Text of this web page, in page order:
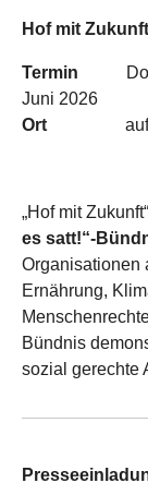
Hof mit
Termin
Juni 2026
Ort
auf
„Hof mit
es satt!“-
Organisationen
Ernährung,
Bündnis
sozial gerechte